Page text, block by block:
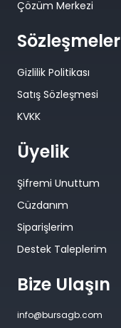
Çözüm Merkezi
Sözleşmeler
Gizlilik Politikası
Satış Sözleşmesi
KVKK
Üyelik
Şifremi Unuttum
Cüzdanım
Siparişlerim
Destek Taleplerim
Bize Ulaşın
info@bursagb.com